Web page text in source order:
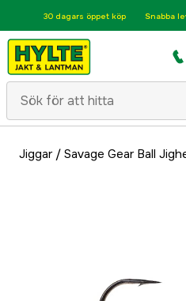
30 dagars öppet köp Snabba
Jiggar/ Savage Gear Ball